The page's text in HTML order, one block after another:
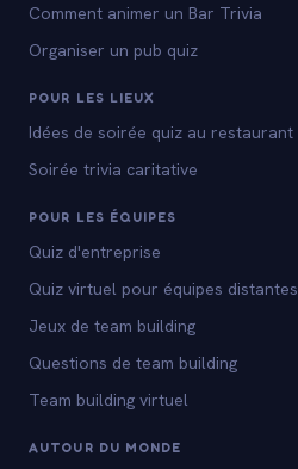
Comment animer un Bar Trivia
Organiser un pub quiz
POUR LES LIEUX
Idées de soirée quiz au restaurant
Soirée trivia caritative
POUR LES ÉQUIPES
Quiz d'entreprise
Quiz virtuel pour équipes distantes
Jeux de team building
Questions de team building
Team building virtuel
AUTOUR DU MONDE